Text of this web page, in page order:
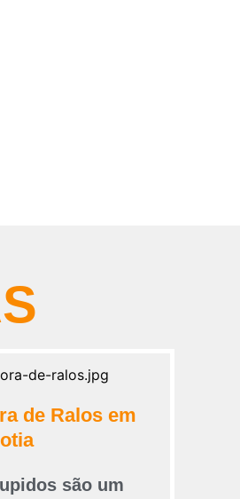
de Ralos em
são um